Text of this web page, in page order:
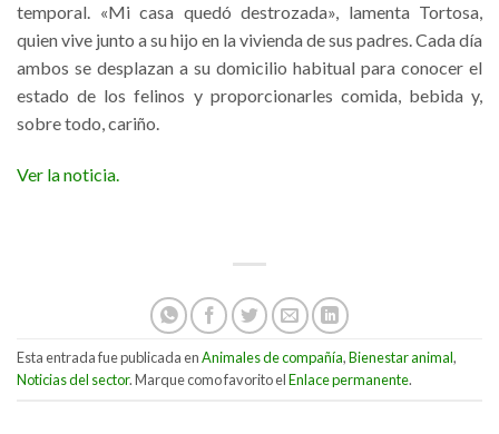
temporal. «Mi casa quedó destrozada», lamenta Tortosa,
quien vive junto a su hijo en la vivienda de sus padres. Cada día
ambos se desplazan a su domicilio habitual para conocer el
estado de los felinos y proporcionarles comida, bebida y,
sobre todo, cariño.
Ver la noticia.
Esta entrada fue publicada enAnimales de compañía,Bienestar animal,
Noticias del sector. Marque como favorito elEnlace permanente.